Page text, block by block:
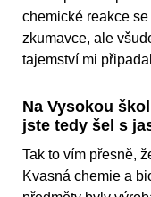
chemické reakce
zkumavce, ale
tajemství mi
Na Vysokou
jste tedy šel s
Tak to vím přesně,
Kvasná chemie a